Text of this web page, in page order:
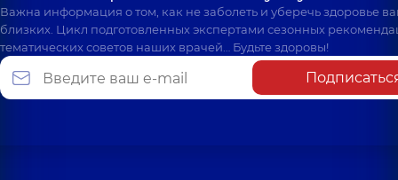
Важна информация о том, как не заболеть и уберечь здоровье
близких. Цикл подготовленных экспертами сезонных
тематических советов наших врачей… Будьте здоровы!